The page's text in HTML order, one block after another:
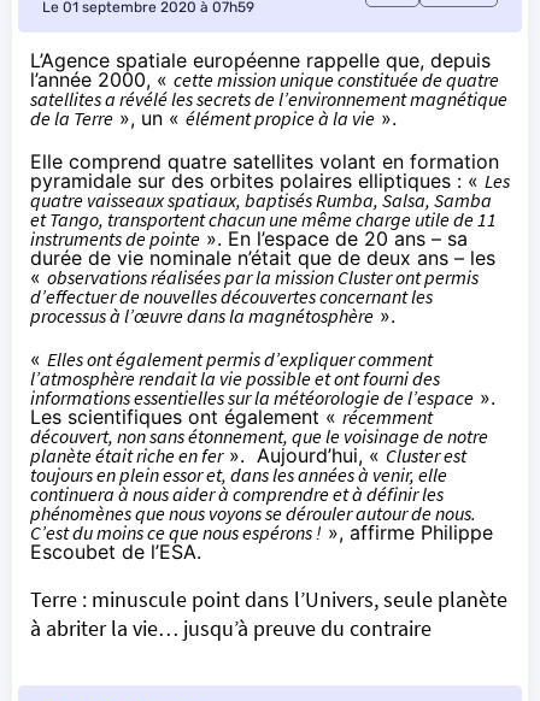
Le 01 septembre 2020 à 07h59
L’Agence spatiale européenne rappelle que, depuis
l’année 2000, « cette mission unique constituée de quatre
satellites a révélé les secrets de l’environnement magnétique
de la Terre », un « élément propice à la vie ».
Elle comprend quatre satellites volant en formation
pyramidale sur des orbites polaires elliptiques : « Les
quatre vaisseaux spatiaux, baptisés Rumba, Salsa, Samba
et Tango, transportent chacun une même charge utile de 11
instruments de pointe ». En l’espace de 20 ans – sa
durée de vie nominale n’était que de deux ans – les
« observations réalisées par la mission Cluster ont permis
d’effectuer de nouvelles découvertes concernant les
processus à l’œuvre dans la magnétosphère ».
« Elles ont également permis d’expliquer comment
l’atmosphère rendait la vie possible et ont fourni des
informations essentielles sur la météorologie de l’espace ».
Les scientifiques ont également « récemment
découvert, non sans étonnement, que le voisinage de notre
planète était riche en fer». Aujourd’hui, « Cluster est
toujours en plein essor et, dans les années à venir, elle
continuera à nous aider à comprendre et à définir les
phénomènes que nous voyons se dérouler autour de nous.
C’est du moins ce que nous espérons ! », affirme Philippe
Escoubet de l’ESA.
Terre : minuscule point dans l’Univers, seule planète
à abriter la vie… jusqu’à preuve du contraire